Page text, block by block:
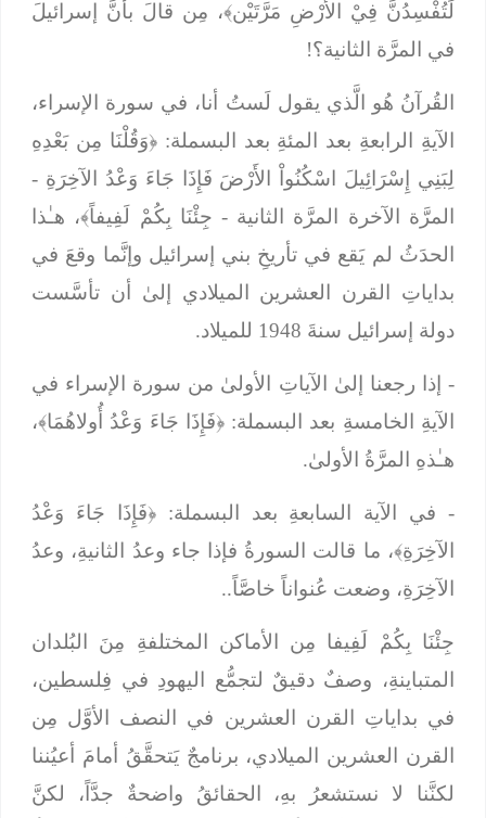
لَتُفْسِدُنَّ فِيْ الأَرْضِ مَرَّتَيْن﴾، مِن قالَ بأنَّ إسرائيلَ
في المرَّة الثانية؟!
القُرآنُ هُو الَّذي يقول لَستُ أنا، في سورة الإسراء،
الآيةِ الرابعةِ بعد المئةِ بعد البسملة: ﴿وَقُلْنَا مِن بَعْدِهِ
لِبَنِي إِسْرَائِيلَ اسْكُنُواْ الأَرْضَ فَإِذَا جَاءَ وَعْدُ الآخِرَةِ
المرَّة الآخرة المرَّة الثانية - جِئْنَا بِكُمْ لَفِيفاً﴾،هـٰذا
الحدَثُ لم يَقع في تأريخِ بني إسرائيل وإنَّما وقعَ في
بداياتِ القرن العشرين الميلادي إلىٰ أن تأسَّست
دولة إسرائيل سنةَ 1948 للميلاد.
- إذا رجعنا إلىٰ الآياتِ الأولىٰ من سورة الإسراء في
الآيةِ الخامسةِ بعد البسملة: ﴿فَإِذَا جَاءَ وَعْدُ أُولاهُمَا﴾،
هـٰذهِ المرَّةُ الأولىٰ.
- في الآية السابعةِ بعد البسملة: ﴿فَإِذَا جَاءَ وَعْدُ
الآخِرَةِ﴾، ما قالت السورةُ فإذا جاء وعدُ الثانيةِ، وعدُ
الآخِرَةِ، وضعت عُنواناً خاصَّاً..
جِئْنَا بِكُمْ لَفِيفا مِن الأماكن المختلفةِ مِنَ البُلدان
المتباينةِ، وصفٌ دقيقٌ لتجمُّع اليهودِ في فِلسطين،
في بداياتِ القرن العشرين في النصف الأوَّل مِن
القرن العشرين الميلادي، برنامجٌ يَتحقَّقُ أمامَ أعيُننا
لكنَّنا لا نستشعرُ بهِ، الحقائقُ واضحةٌ جدَّاً، لكنَّ